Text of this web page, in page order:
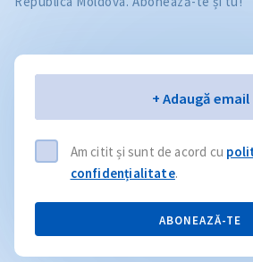
+ Adaugă email
Am citit și sunt de acord cu
confidențialitate.
ABONEAZĂ-TE